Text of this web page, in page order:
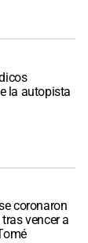
la autopista
coronaron
vencer a